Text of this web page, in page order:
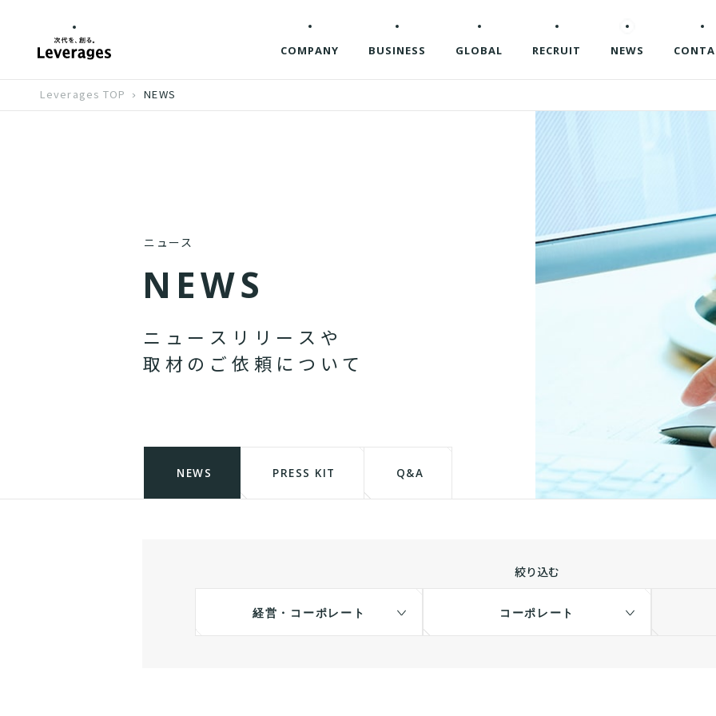
COMPANY BUSINESS GLOBAL RECRUIT NEWS
Leverages TOP NEWS
ニュース
N EWS
ニ ュ ー ス リ リ ー ス や
取 材 の ご 依 頼 に つ い て
NEWS PRESS KIT Q&A
絞り込む
経営・コーポレート コーポレート